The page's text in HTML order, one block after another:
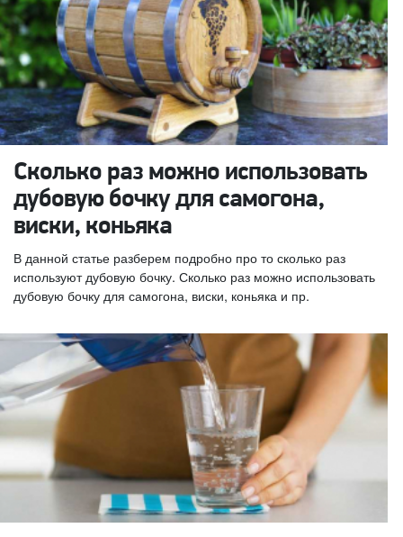
Сколько раз можно использовать
дубовую бочку для самогона,
виски, коньяка
В данной статье разберем подробно про то сколько раз
используют дубовую бочку. Сколько раз можно использовать
дубовую бочку для самогона, виски, коньяка и пр.